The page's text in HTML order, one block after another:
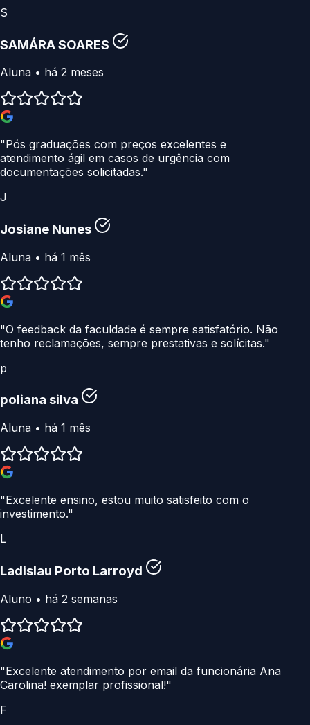
S
SAMÁRA SOARES
Aluna • há 2 meses
"Pós graduações com preços excelentes e
atendimento ágil em casos de urgência com
documentações solicitadas."
J
Josiane Nunes
Aluna • há 1 mês
"O feedback da faculdade é sempre satisfatório. Não
tenho reclamações, sempre prestativas e solícitas."
p
poliana silva
Aluna • há 1 mês
"Excelente ensino, estou muito satisfeito com o
investimento."
L
Ladislau Porto Larroyd
Aluno • há 2 semanas
"Excelente atendimento por email da funcionária Ana
Carolina! exemplar profissional!"
F